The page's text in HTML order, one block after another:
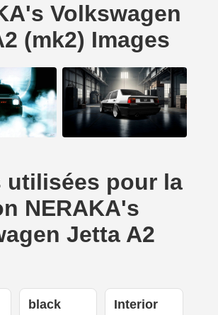
Volkswagen
(mk2) Images
utilisées pour la
NERAKA's
Jetta A2
black Interior